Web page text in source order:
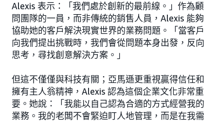
Alexis 表示：「我們處於創新的最前線。」作為顧
問團隊的一員，而非傳統的銷售人員，Alexis 能夠
協助她的客戶解決現實世界的業務問題。「當客戶
向我們提出挑戰時，我們會從問題本身出發，反向
思考，尋找創意解決方案。」
但這不僅僅與科技有關；亞馬遜更重視贏得信任和
擁有主人翁精神，Alexis 認為這個企業文化非常重
要。她說：「我能以自己認為合適的方式經營我的
業務。我的老闆不會緊迫盯人地管理，而是在我需